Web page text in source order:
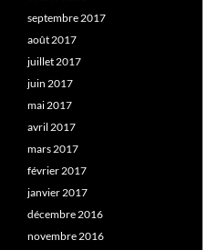
septembre 2017
août 2017
juillet 2017
juin 2017
mai 2017
avril 2017
mars 2017
février 2017
janvier 2017
décembre 2016
novembre 2016